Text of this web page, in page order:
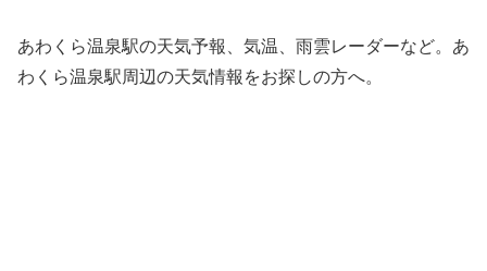
あわくら温泉駅の天気予報、気温、雨雲レーダーなど。あ
わくら温泉駅周辺の天気情報をお探しの方へ。